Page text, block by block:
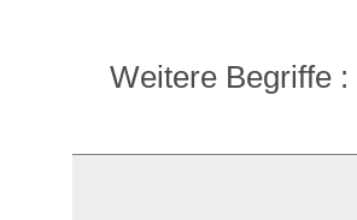
Weitere Begriffe :